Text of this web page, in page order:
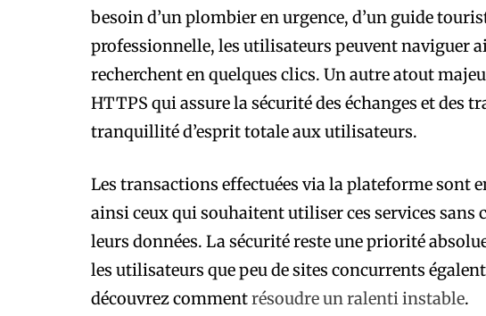
besoin d’un plombier en urgence, d’un guide
professionnelle, les utilisateurs peuvent naviguer
recherchent en quelques clics. Un autre atout
HTTPS qui assure la sécurité des échanges et des
tranquillité d’esprit totale aux utilisateurs.
Les transactions effectuées via la plateforme sont
ainsi ceux qui souhaitent utiliser ces services
leurs données. La sécurité reste une priorité
les utilisateurs que peu de sites concurrents
découvrez commentrésoudre un ralenti instable.